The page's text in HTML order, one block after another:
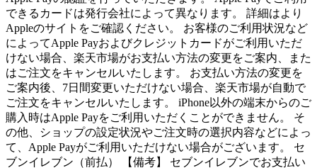
できるカードは発行会社によって異なります。 詳細はより
Appleのサイトをご確認ください。 お客様のご利用状況など
によってApple Payおよびクレジットカードがご利用いただ
けない場合、楽天市場がお支払い方法の変更をご案内、また
はご注文をキャンセルいたします。 お支払い方法の変更を
ご案内後、7日間変更いただけない場合、楽天市場が自動で
ご注文をキャンセルいたします。 iPhone以外の端末からのご
購入時はApple Payをご利用いただくことができません。 そ
の他、ショップの設定状況やご注文時の選択内容などによっ
て、Apple Payがご利用いただけない場合がございます。 セ
ブンイレブン（前払） 【備考】 セブンイレブンでお支払い